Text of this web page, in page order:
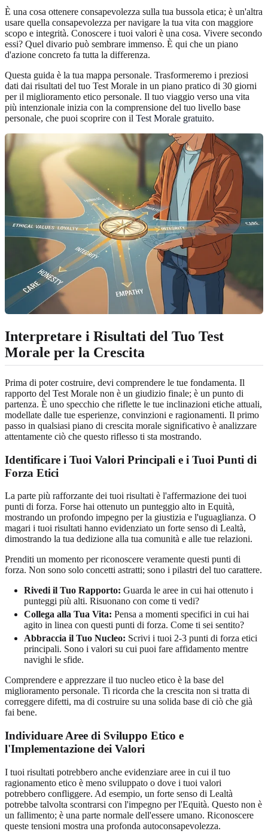
È una cosa ottenere consapevolezza sulla tua bussola etica; è un'altra
usare quella consapevolezza per navigare la tua vita con maggiore
scopo e integrità. Conoscere i tuoi valori è una cosa. Vivere secondo
essi? Quel divario può sembrare immenso. È qui che un piano
d'azione concreto fa tutta la differenza.
Questa guida è la tua mappa personale. Trasformeremo i preziosi
dati dai risultati del tuo Test Morale in un piano pratico di 30 giorni
per il miglioramento etico personale. Il tuo viaggio verso una vita
più intenzionale inizia con la comprensione del tuo livello base
personale, che puoi scoprire con il Test Morale gratuito.
Interpretare i Risultati del Tuo Test
Morale per la Crescita
Prima di poter costruire, devi comprendere le tue fondamenta. Il
rapporto del Test Morale non è un giudizio finale; è un punto di
partenza. È uno specchio che riflette le tue inclinazioni etiche attuali,
modellate dalle tue esperienze, convinzioni e ragionamenti. Il primo
passo in qualsiasi piano di crescita morale significativo è analizzare
attentamente ciò che questo riflesso ti sta mostrando.
Identificare i Tuoi Valori Principali e i Tuoi Punti di
Forza Etici
La parte più rafforzante dei tuoi risultati è l'affermazione dei tuoi
punti di forza. Forse hai ottenuto un punteggio alto in Equità,
mostrando un profondo impegno per la giustizia e l'uguaglianza. O
magari i tuoi risultati hanno evidenziato un forte senso di Lealtà,
dimostrando la tua dedizione alla tua comunità e alle tue relazioni.
Prenditi un momento per riconoscere veramente questi punti di
forza. Non sono solo concetti astratti; sono i pilastri del tuo carattere.
Rivedi il Tuo Rapporto: Guarda le aree in cui hai ottenuto i
punteggi più alti. Risuonano con come ti vedi?
Collega alla Tua Vita: Pensa a momenti specifici in cui hai
agito in linea con questi punti di forza. Come ti sei sentito?
Abbraccia il Tuo Nucleo: Scrivi i tuoi 2-3 punti di forza etici
principali. Sono i valori su cui puoi fare affidamento mentre
navighi le sfide.
Comprendere e apprezzare il tuo nucleo etico è la base del
miglioramento personale. Ti ricorda che la crescita non si tratta di
correggere difetti, ma di costruire su una solida base di ciò che già
fai bene.
Individuare Aree di Sviluppo Etico e
l'Implementazione dei Valori
I tuoi risultati potrebbero anche evidenziare aree in cui il tuo
ragionamento etico è meno sviluppato o dove i tuoi valori
potrebbero confliggere. Ad esempio, un forte senso di Lealtà
potrebbe talvolta scontrarsi con l'impegno per l'Equità. Questo non è
un fallimento; è una parte normale dell'essere umano. Riconoscere
queste tensioni mostra una profonda autoconsapevolezza.